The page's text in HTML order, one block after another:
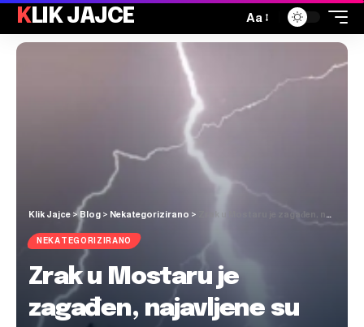
KLIK JAJCE Aa
Klik Jajce > Blog > Nekategorizirano >
NEKATEGORIZIRANO
Zrak u Mostaru je
zagađen, najavljene su